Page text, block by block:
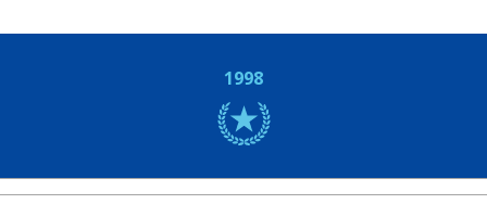
1998